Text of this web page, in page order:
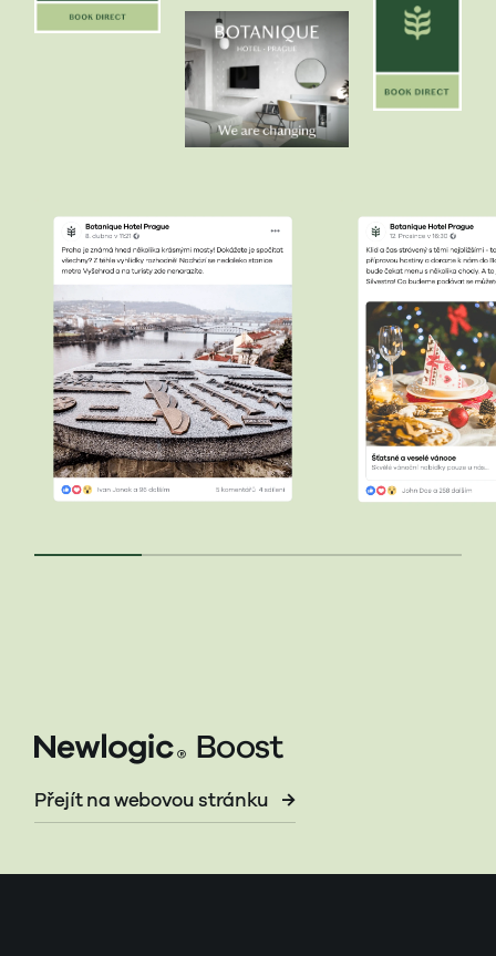
Přejít na webovou stránku